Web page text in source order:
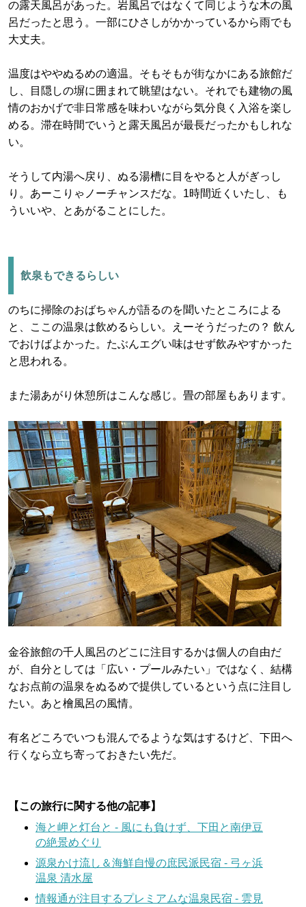
の露天風呂があった。岩風呂ではなくて同じような木の風
呂だったと思う。一部にひさしがかかっているから雨でも
大丈夫。
温度はややぬるめの適温。そもそもが街なかにある旅館だ
し、目隠しの塀に囲まれて眺望はない。それでも建物の風
情のおかげで非日常感を味わいながら気分良く入浴を楽し
める。滞在時間でいうと露天風呂が最長だったかもしれな
い。
そうして内湯へ戻り、ぬる湯槽に目をやると人がぎっし
り。あーこりゃノーチャンスだな。1時間近くいたし、も
ういいや、とあがることにした。
飲泉もできるらしい
のちに掃除のおばちゃんが語るのを聞いたところによる
と、ここの温泉は飲めるらしい。えーそうだったの？ 飲ん
でおけばよかった。たぶんエグい味はせず飲みやすかった
と思われる。
また湯あがり休憩所はこんな感じ。畳の部屋もあります。
金谷旅館の千人風呂のどこに注目するかは個人の自由だ
が、自分としては「広い・プールみたい」ではなく、結構
なお点前の温泉をぬるめで提供しているという点に注目し
たい。あと檜風呂の風情。
有名どころでいつも混んでるような気はするけど、下田へ
行くなら立ち寄っておきたい先だ。
【この旅行に関する他の記事】
海と岬と灯台と - 風にも負けず、下田と南伊豆
の絶景めぐり
源泉かけ流し＆海鮮自慢の庶民派民宿 - 弓ヶ浜
温泉 清水屋
情報通が注目するプレミアムな温泉民宿 - 雲見